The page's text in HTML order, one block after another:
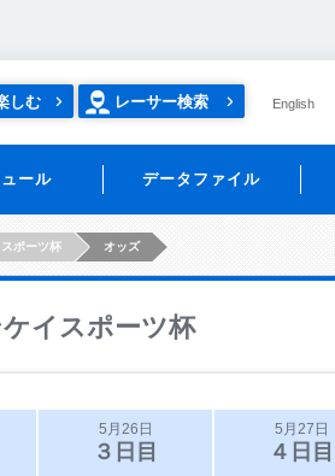
しむ レーサー検索 English
ール データファイル
ポーツ杯 オッズ
イスポーツ杯
5月26日
３日目
5月27日
４日目